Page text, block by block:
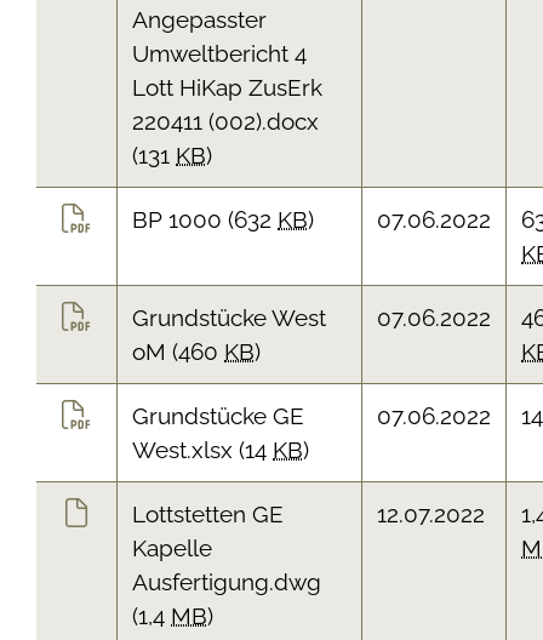
Angepasster
Umweltbericht 4
Lott HiKap ZusErk
220411 (002).docx
(131 KB)
BP 1000 (632 KB) 07.06.2022
Grundstücke West
oM (460 KB)
07.06.2022
Grundstücke GE
West.xlsx (14 KB)
07.06.2022
Lottstetten GE
Kapelle
Ausfertigung.dwg
(1,4 MB)
12.07.2022